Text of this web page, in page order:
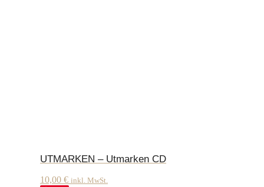
UTMARKEN – Utmarken CD
10,00 € inkl. MwSt.